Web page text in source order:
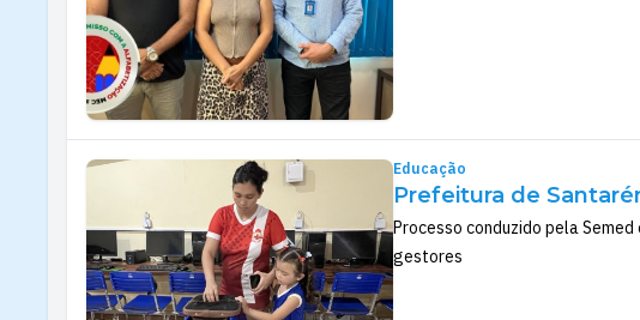
Educação
Prefeitura de
Processo conduzido pela
gestores